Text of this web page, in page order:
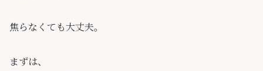
焦らなくても大丈夫。
まずは、